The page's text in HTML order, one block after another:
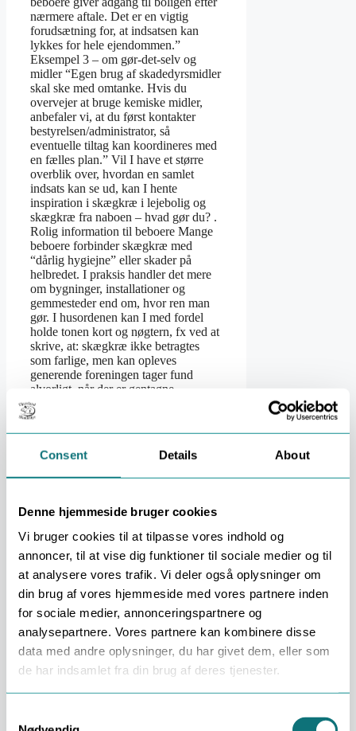
Consent Details About
Denne hjemmeside bruger cookies
Vi bruger cookies til at tilpasse vores indhold og
annoncer, til at vise dig funktioner til sociale medier og til
at analysere vores trafik. Vi deler også oplysninger om
din brug af vores hjemmeside med vores partnere inden
for sociale medier, annonceringspartnere og
analysepartnere. Vores partnere kan kombinere disse
data med andre oplysninger, du har givet dem, eller som
de har indsamlet fra din brug af deres tjenester.
nærmere aftale. Det er en vigtig
forudsætning for, at indsatsen kan
lykkes for hele ejendommen.”
Eksempel 3 – om gør-det-selv og
midler “Egen brug af skadedyrsmidler
skal ske med omtanke. Hvis du
overvejer at bruge kemiske midler,
anbefaler vi, at du først kontakter
bestyrelsen/administrator, så
eventuelle tiltag kan koordineres med
en fælles plan.” Vil I have et større
overblik over, hvordan en samlet
indsats kan se ud, kan I hente
inspiration i skægkræ i lejebolig og
skægkræ fra naboen – hvad gør du? .
Rolig information til beboere Mange
beboere forbinder skægkræ med
“dårlig hygiejne” eller skader på
helbredet. I praksis handler det mere
om bygninger, installationer og
gemmesteder end om, hvor ren man
gør. I husordenen kan I med fordel
holde tonen kort og nøgtern, fx ved at
skrive, at: skægkræ ikke betragtes
som farlige, men kan opleves
generende foreningen tager fund
alvorligt, når der er gentagne
meldinger beboere hjælper ved at
melde fund og følge praktiske
anvisninger Har I brug for mere
en del af teksten hentes fra generelle
sider som skægkræ i boligforening og
Husorden kan ikke stå alene, hvis der
allerede er udbredte fund i flere
opgange eller ejendomme. Her er
næste skridt typisk en fælles plan
mellem administration, bestyrelse og
en professionel skadedyrsbekæmper. I
Jylland arbejder vi bl.a. med
boligforeninger og boligselskaber med
flere adresser. På skægkræ for erhverv
og boligforeninger kan I se, hvordan
en samlet B2B-løsning kan bygges
op. Ofte stillede spørgsmål om
skægkræ i husorden Skal skægkræ